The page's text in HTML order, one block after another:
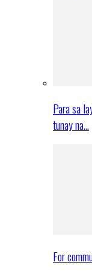
Para sa
tunay na…
For